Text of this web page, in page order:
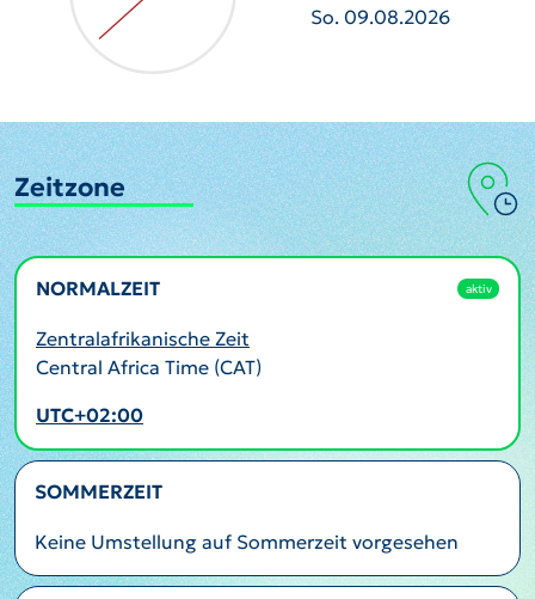
So. 09.08.2026
Zeitzone
NORMALZEIT aktiv
Zentralafrikanische Zeit
Central Africa Time (CAT)
UTC+02:00
SOMMERZEIT
Keine Umstellung auf Sommerzeit vorgesehen